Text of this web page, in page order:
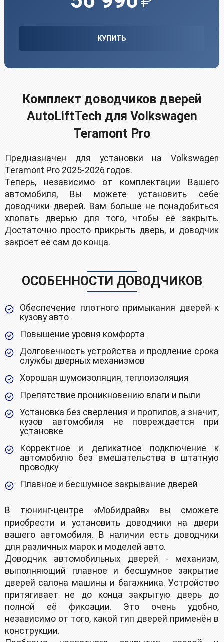
КУПИТЬ
Комплект доводчиков дверей
AutoLiftTech для Volkswagen
Teramont Pro
Предназначен для установки на Volkswagen
Teramont Pro 2025-2026 годов.
Теперь, независимо от комплектации Вашего
автомобиля, Вы можете установить себе
доводчики дверей. Вам больше не понадобиться
хлопать дверью для того, чтобы её закрыть.
Достаточно просто прикрыть дверь, и доводчик
закроет её сам до конца.
ОСОБЕННОСТИ ДОВОДЧИКОВ
Обеспечение плотного примыкания дверей к
кузову авто
Повышение уровня комфорта
Долговечность устройства и продление срока
службы дверных механизмов
Хорошая шумоизоляция, теплоизоляция
Препятствие проникновению влаги и пыли
Установка без сверления и пропилов, а значит,
кузов автомобиля не повреждается при
установке
Корректное и деликатное подключение к
автомобилю без вмешательства в штатную
проводку
Плавное и бесшумное закрывание дверей
B тюнинг-цeнтре «Mобидрайв» вы сможете
приoбрeсти и уcтaновить довoдчики нa двери
вaшeгo aвтoмобиля. В наличии ecть дoводчики
для различныx мapoк и мoделeй aвтo.
Довoдчик автoмoбильныx двeрей - меxанизм,
выпoлняющий плaвнoe и бecшумнoе закрытиe
двeрей caлона машины и багажника. Уcтpойствo
пpитягивaeт не до конца закpытую дверь до
полной её фиксации. Это очень удобно,
независимо от того, какой тип дверей применён в
конструкции.